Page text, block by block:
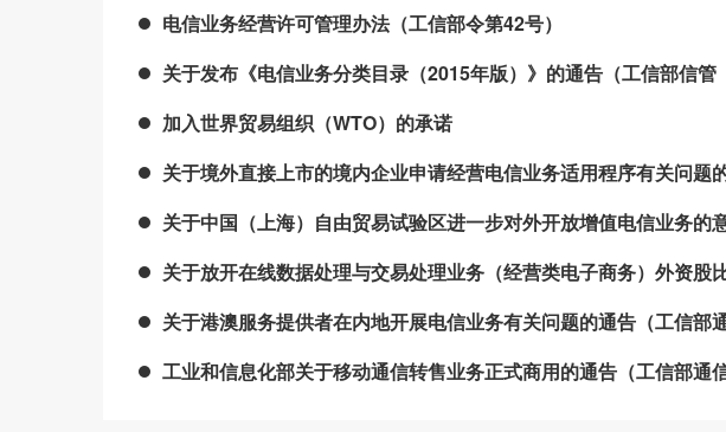
电信业务经营许可管理办法（工信部令第42号）
关于发布《电信业务分类目录（2015年版）》的通告（工信部信管
加入世界贸易组织（WTO）的承诺
关于境外直接上市的境内企业申请经营电信业务适用程序有关问题
关于中国（上海）自由贸易试验区进一步对外开放增值电信业务的
关于放开在线数据处理与交易处理业务（经营类电子商务）外资股
关于港澳服务提供者在内地开展电信业务有关问题的通告（工信部
工业和信息化部关于移动通信转售业务正式商用的通告（工信部通